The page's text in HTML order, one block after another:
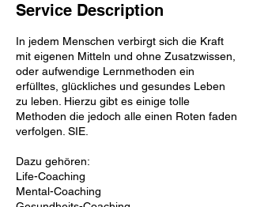
Service Description
In jedem Menschen verbirgt sich die Kraft
mit eigenen Mitteln und ohne Zusatzwissen,
oder aufwendige Lernmethoden ein
erfülltes, glückliches und gesundes Leben
zu leben. Hierzu gibt es einige tolle
Methoden die jedoch alle einen Roten faden
verfolgen. SIE.
Dazu gehören:
Life-Coaching
Mental-Coaching